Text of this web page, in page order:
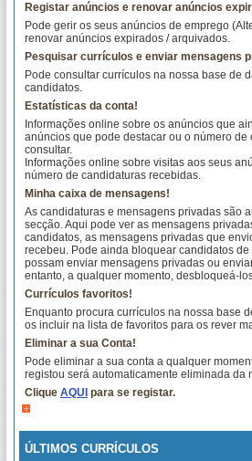
Registar anúncios e renovar anúncios
Pode gerir os seus anúncios de emprego
renovar anúncios expirados / arquivados.
Pesquisar currículos e enviar mensagens
Pode consultar currículos na nossa base de
candidatos.
Estatísticas da conta!
Informações online sobre os anúncios que
anúncios que pode destacar ou o número de
consultar.
Informações online sobre visitas aos seus
número de candidaturas recebidas.
Minha caixa de mensagens!
As candidaturas e mensagens privadas são
secção. Aqui pode ver as mensagens
candidatos, as mensagens privadas que
recebeu. Pode ainda bloquear candidatos
possam enviar mensagens privadas ou
entanto, a qualquer momento, desbloqueá-
Currículos favoritos!
Enquanto procura currículos na nossa base
os incluir na lista de favoritos para os rever
Eliminar a sua Conta!
Pode eliminar a sua conta a qualquer
registou será automaticamente eliminada da
Clique AQUI para se registar.
ÚLTIMOS CURRÍCULOS